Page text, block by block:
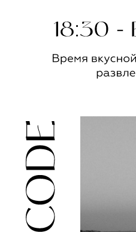
Выберите один вариант ответа
Я буду / Мы будем
ребенка?
Да
Нет
Соглашаюсь на обработку
персональных данных